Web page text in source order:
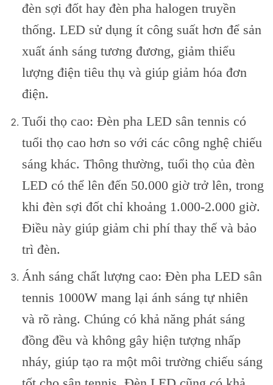
đèn sợi đốt hay đèn pha halogen truyền
thống. LED sử dụng ít công suất hơn để sản
xuất ánh sáng tương đương, giảm thiểu
lượng điện tiêu thụ và giúp giảm hóa đơn
điện.
Tuổi thọ cao: Đèn pha LED sân tennis có
tuổi thọ cao hơn so với các công nghệ chiếu
sáng khác. Thông thường, tuổi thọ của đèn
LED có thể lên đến 50.000 giờ trở lên, trong
khi đèn sợi đốt chỉ khoảng 1.000-2.000 giờ.
Điều này giúp giảm chi phí thay thế và bảo
trì đèn.
Ánh sáng chất lượng cao: Đèn pha LED sân
tennis 1000W mang lại ánh sáng tự nhiên
và rõ ràng. Chúng có khả năng phát sáng
đồng đều và không gây hiện tượng nhấp
nháy, giúp tạo ra một môi trường chiếu sáng